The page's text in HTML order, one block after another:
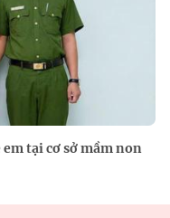
tại cơ sở mầm non